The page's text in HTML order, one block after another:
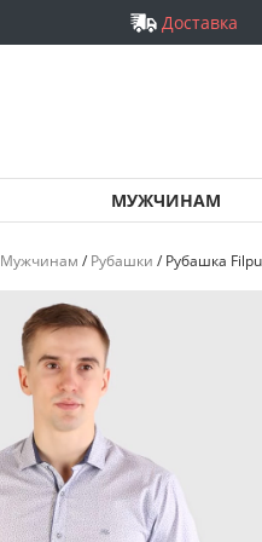
Доставка
МУЖЧИНАМ
Мужчинам / Рубашки / Рубашка